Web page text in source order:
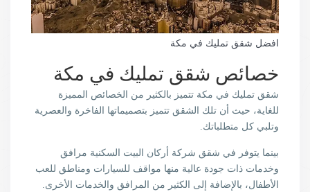
افضل شقق تمليك في مكة
خصائص شقق تمليك في مكة
شقق تمليك في مكة تتميز بالكثير من الخصائص المميزة
للغاية، حيث أن تلك الشقق تتميز بتصميماتها الفاخرة والعصرية
وتلبي كل متطلباتك.
بينما يتوفر في شقق شركة أركان البيت السكنية مرافق
وخدمات ذات جودة عالية منها مواقف للسيارات ومناطق للعب
الأطفال، بالإضافة إلى الكثير من المرافق والخدمات الأخرى.